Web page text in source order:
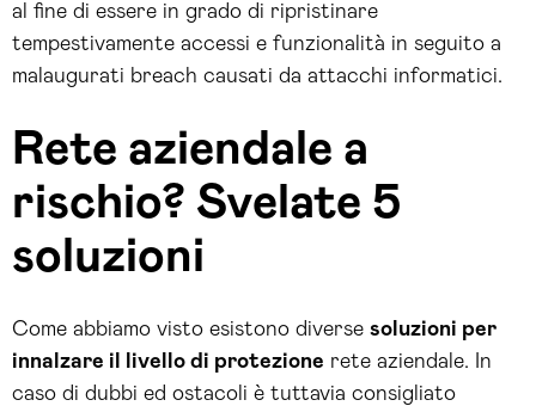
al fine di essere in grado di ripristinare
tempestivamente accessi e funzionalità in seguito a
malaugurati breach causati da attacchi informatici.
Rete aziendale a
rischio? Svelate 5
soluzioni
Come abbiamo visto esistono diverse soluzioni per
innalzare il livello di protezione rete aziendale. In
caso di dubbi ed ostacoli è tuttavia consigliato